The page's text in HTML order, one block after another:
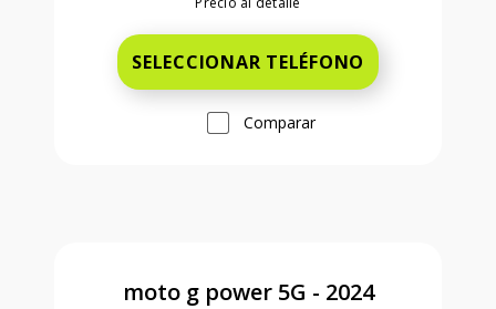
SELECCIONAR TELÉFONO
Comparar
moto g power 5G - 2024